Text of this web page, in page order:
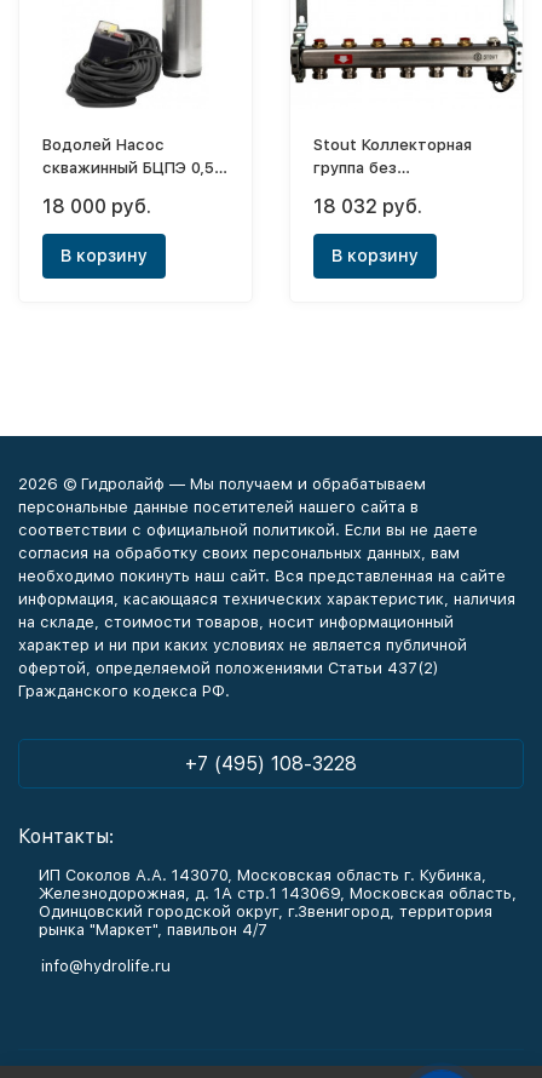
Водолей Насос
скважинный БЦПЭ 0,5-
18 000 руб.
В корзину
Stout Коллекторная
группа без
клапаном вып.воздуха
и сливом 1"x3/4" - 6
выходов
18 032 руб.
В корзину
2026 © Гидролайф — Мы получаем и обрабатываем
персональные данные посетителей нашего сайта в
соответствии с официальной политикой. Если вы не даете
согласия на обработку своих персональных данных, вам
необходимо покинуть наш сайт. Вся представленная на сайте
информация, касающаяся технических характеристик, наличия
на складе, стоимости товаров, носит информационный
характер и ни при каких условиях не является публичной
офертой, определяемой положениями Статьи 437(2)
Гражданского кодекса РФ.
+7 (495) 108-3228
Контакты:
ИП Соколов А.А. 143070, Московская область г. Кубинка,
Железнодорожная, д. 1А стр.1 143069, Московская область,
Одинцовский городской округ, г.Звенигород, территория
рынка "Маркет", павильон 4/7
info@hydrolife.ru